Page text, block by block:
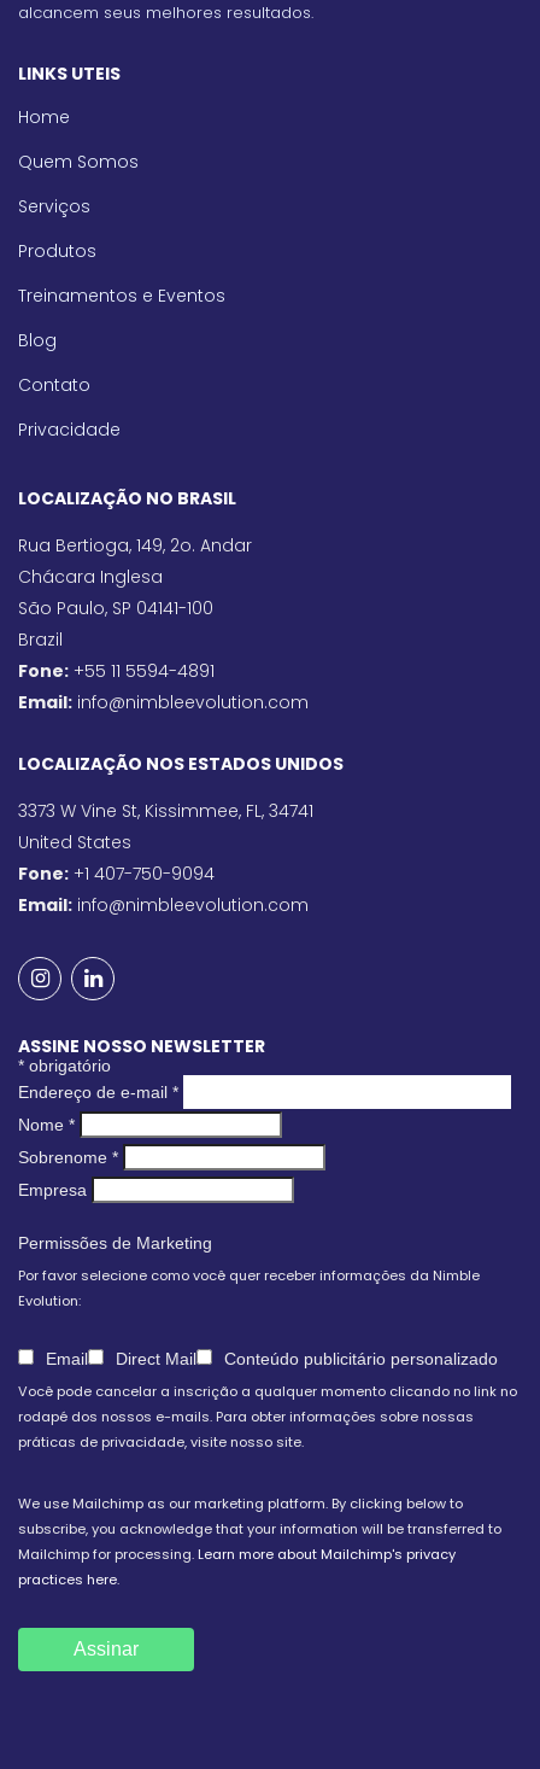
alcancem seus melhores resultados.
LINKS UTEIS
Home
Quem Somos
Serviços
Produtos
Treinamentos e Eventos
Blog
Contato
Privacidade
LOCALIZAÇÃO NO BRASIL
Rua Bertioga, 149, 2o. Andar
Chácara Inglesa
São Paulo, SP 04141-100
Brazil
Fone: +55 11 5594-4891
Email: info@nimbleevolution.com
LOCALIZAÇÃO NOS ESTADOS UNIDOS
3373 W Vine St, Kissimmee, FL, 34741
United States
Fone: +1 407-750-9094
Email: info@nimbleevolution.com
ASSINE NOSSO NEWSLETTER
* obrigatório
Endereço de e-mail *
Nome *
Sobrenome *
Empresa
Permissões de Marketing
Por favor selecione como você quer receber informações da Nimble
Evolution:
Email Direct Mail
Conteúdo publicitário personalizado
Você pode cancelar a inscrição a qualquer momento clicando no link no
rodapé dos nossos e-mails. Para obter informações sobre nossas
práticas de privacidade, visite nosso site.
We use Mailchimp as our marketing platform. By clicking below to
subscribe, you acknowledge that your information will be transferred to
Mailchimp for processing.Learn more about Mailchimp's privacy
practices here.